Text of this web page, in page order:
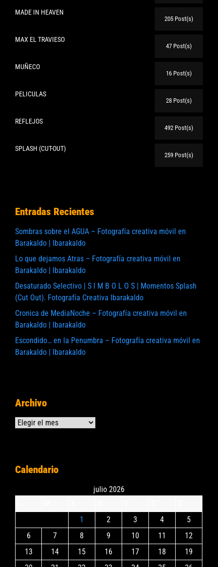
MADE IN HEAVEN
205 Post(s)
MAX EL TRAVIESO
47 Post(s)
MUÑECO
16 Post(s)
PELICULAS
28 Post(s)
REFLEJOS
492 Post(s)
SPLASH (CUT-OUT)
259 Post(s)
Entradas Recientes
Sombras sobre el AGUA – Fotografía creativa móvil en
Barakaldo | Ibarakaldo
Lo que dejamos Atras – Fotografía creativa móvil en
Barakaldo | Ibarakaldo
Desaturado Selectivo | S I M B O L O S | Momentos Splash
(Cut Out). Fotografía Creativa Ibarakaldo
Cronica de MediaNoche – Fotografía creativa móvil en
Barakaldo | Ibarakaldo
Escondido… en la Penumbra – Fotografía creativa móvil en
Barakaldo | Ibarakaldo
Archivo
Archivos
Calendario
julio 2026
1
2 3 4
5
6
7 8 9 10 11
12
13
14 15 16 17 18
19